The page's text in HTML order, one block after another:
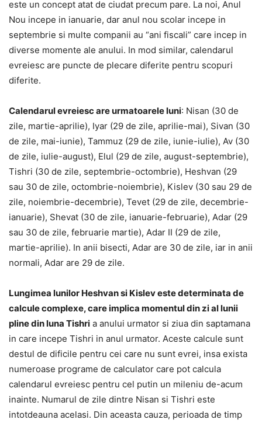
este un concept atat de ciudat precum pare. La noi, Anul
Nou incepe in ianuarie, dar anul nou scolar incepe in
septembrie si multe companii au “ani fiscali” care incep in
diverse momente ale anului. In mod similar, calendarul
evreiesc are puncte de plecare diferite pentru scopuri
diferite.
Calendarul evreiesc are urmatoarele luni: Nisan (30 de
zile, martie-aprilie), Iyar (29 de zile, aprilie-mai), Sivan (30
de zile, mai-iunie), Tammuz (29 de zile, iunie-iulie), Av (30
de zile, iulie-august), Elul (29 de zile, august-septembrie),
Tishri (30 de zile, septembrie-octombrie), Heshvan (29
sau 30 de zile, octombrie-noiembrie), Kislev (30 sau 29 de
zile, noiembrie-decembrie), Tevet (29 de zile, decembrie-
ianuarie), Shevat (30 de zile, ianuarie-februarie), Adar (29
sau 30 de zile, februarie martie), Adar II (29 de zile,
martie-aprilie). In anii bisecti, Adar are 30 de zile, iar in anii
normali, Adar are 29 de zile.
Lungimea lunilor Heshvan si Kislev este determinata de
calcule complexe, care implica momentul din zi al lunii
pline din luna Tishri a anului urmator si ziua din saptamana
in care incepe Tishri in anul urmator. Aceste calcule sunt
destul de dificile pentru cei care nu sunt evrei, insa exista
numeroase programe de calculator care pot calcula
calendarul evreiesc pentru cel putin un mileniu de-acum
inainte. Numarul de zile dintre Nisan si Tishri este
intotdeauna acelasi. Din aceasta cauza, perioada de timp